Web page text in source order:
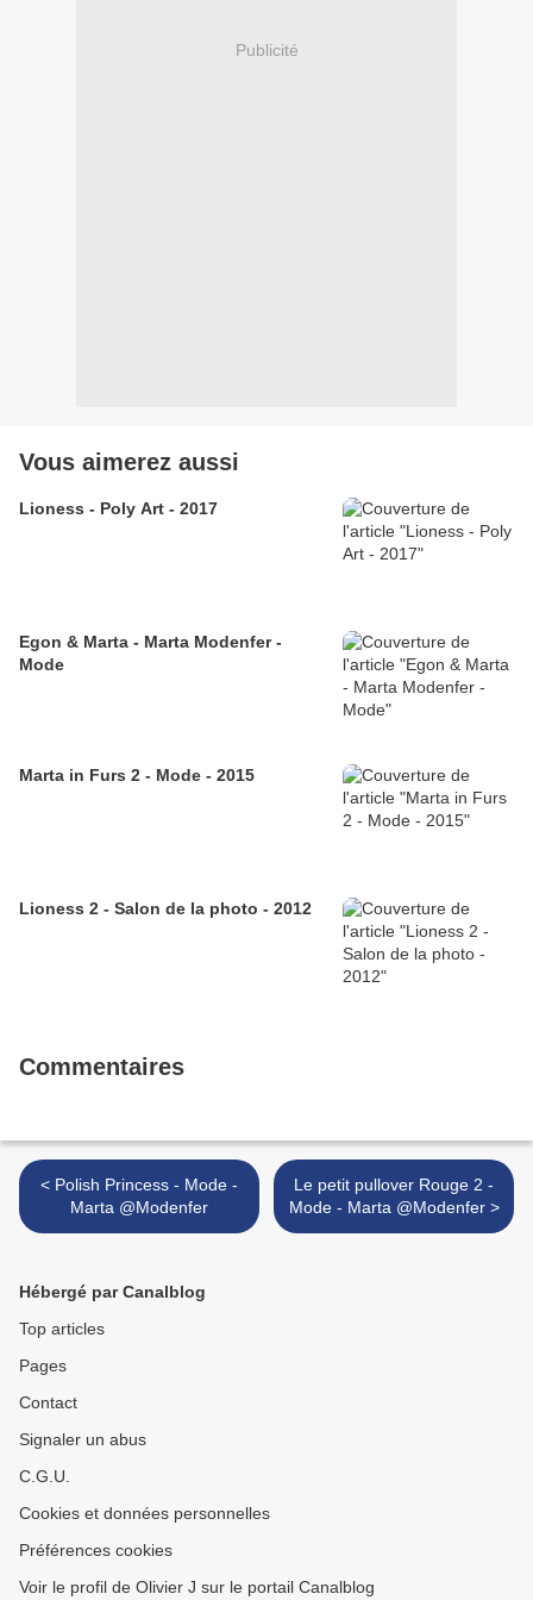
Publicité
Vous aimerez aussi
Lioness - Poly Art - 2017
Egon & Marta - Marta Modenfer -
Mode
Marta in Furs 2 - Mode - 2015
Lioness 2 - Salon de la photo - 2012
Commentaires
< Polish Princess - Mode -
Marta @Modenfer
Le petit pullover Rouge 2 -
Mode - Marta @Modenfer >
Hébergé par Canalblog
Top articles
Pages
Contact
Signaler un abus
C.G.U.
Cookies et données personnelles
Préférences cookies
Voir le profil de Olivier J sur le portail Canalblog